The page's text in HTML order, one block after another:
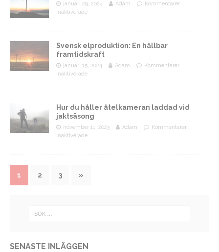
januari 29, 2024 Adam
Kommentarer
inaktiverade
Svensk elproduktion: En hållbar
framtidskraft
januari 15, 2024 Adam
Kommentarer
inaktiverade
Hur du håller åtelkameran laddad vid
jaktsäsong
november 11, 2023 Adam
Kommentarer
inaktiverade
1 2 3 »
SENASTE INLÄGGEN